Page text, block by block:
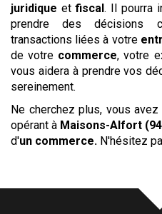
juridique etfiscal. Il pourra
prendre des décisions
transactions liées à votre
de votre commerce, votre
vous aidera à prendre vos
sereinement.
Ne cherchez plus, vous
opérant à Maisons-Alfort
d'un commerce. N'hésitez